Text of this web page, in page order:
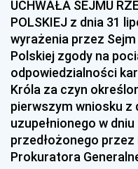
UCHWAŁA SEJMU
POLSKIEJ z dnia 31
wyrażenia przez
Polskiej zgody na
odpowiedzialności
Króla za czyn
pierwszym wniosku z
uzupełnionego w
przedłożonego
Prokuratora